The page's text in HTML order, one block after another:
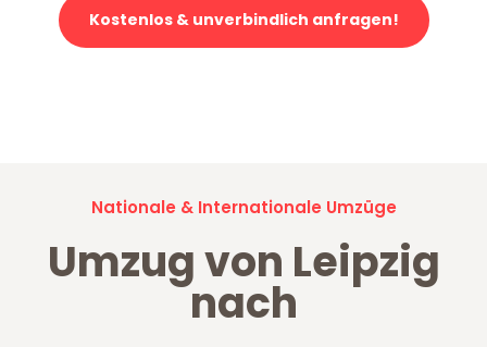
Kostenlos & unverbindlich anfragen!
Nationale & Internationale Umzüge
Umzug von Leipzig
nach